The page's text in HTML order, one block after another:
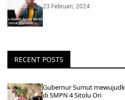
23 Februari, 2024
RECENT POSTS
Gubernur Sumut
di SMPN 4 Sitolu Ori